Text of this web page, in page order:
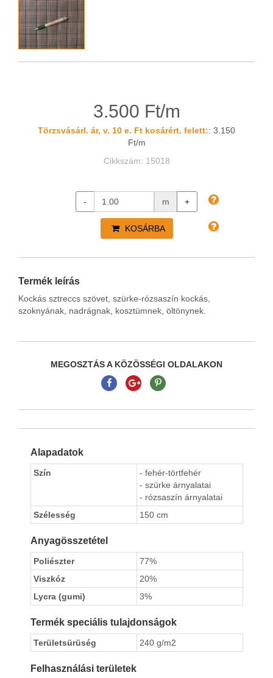
3.500 Ft/m
Törzsvásárl. ár, v. 10 e. Ft kosárért. felett:: 3.150
Ft/m
Cikkszám: 15018
- m +
KOSÁRBA
Termék leírás
Kockás sztreccs szövet, szürke-rózsaszín kockás,
szoknyának, nadrágnak, kosztümnek, öltönynek.
MEGOSZTÁS A KÖZÖSSÉGI OLDALAKON
Alapadatok
Szín
- fehér-törtfehér
- szürke árnyalatai
- rózsaszín árnyalatai
Szélesség
150 cm
Anyagösszetétel
Poliészter
77%
Viszkóz
20%
Lycra (gumi)
3%
Termék speciális tulajdonságok
Területsürüség 240 g/m2
Felhasználási területek